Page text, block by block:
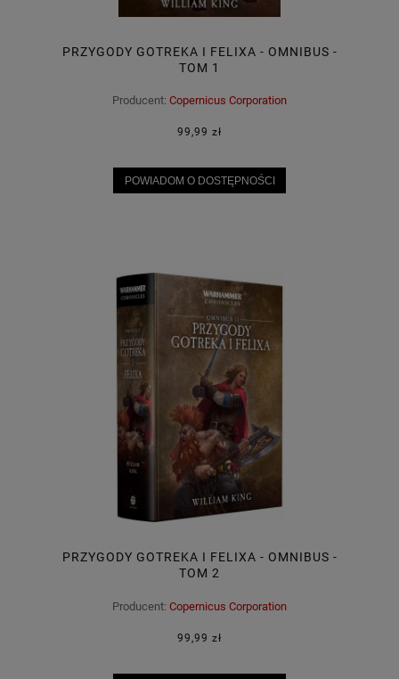
PRZYGODY GOTREKA I FELIXA - OMNIBUS -
TOM 1
Producent: Copernicus Corporation
99,99 zł
POWIADOM O DOSTĘPNOŚCI
PRZYGODY GOTREKA I FELIXA - OMNIBUS -
TOM 2
Producent: Copernicus Corporation
99,99 zł